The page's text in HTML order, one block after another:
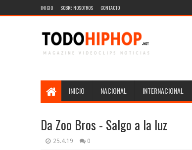
INICIO SOBRE NOSOTROS CONTACTO
INICIO NACIONAL INTERNACIONAL
Da Zoo Bros - Salgo a la luz
25.4.19 0